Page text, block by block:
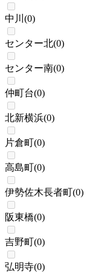
中川 (0)
センター北(0)
センター南(0)
仲町台(0)
北新横浜(0)
片倉町(0)
高島町(0)
伊勢佐木長者町(0)
阪東橋(0)
吉野町(0)
弘明寺(0)